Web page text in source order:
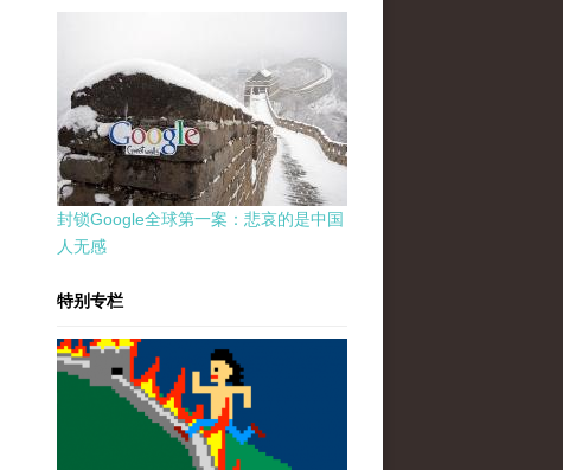
封锁Google全球第一案：悲哀的是中国
人无感
特别专栏